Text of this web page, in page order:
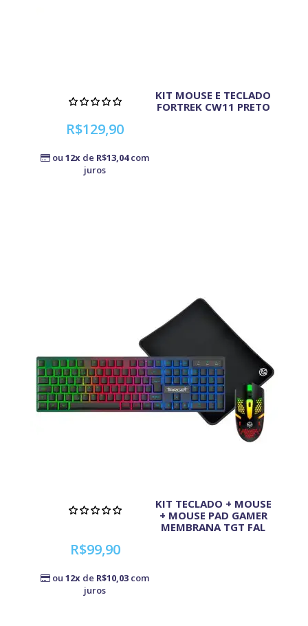
KIT MOUSE E TECLADO
FORTREK CW11 PRETO
R$129,90
ou 12x de R$13,04com
juros
KIT TECLADO + MOUSE
+ MOUSE PAD GAMER
MEMBRANA TGT FAL
R$99,90
ou 12x de R$10,03 com
juros